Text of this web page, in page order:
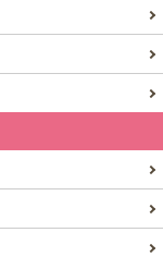
テレビ局のディレ
の海外転勤に伴
ト”を目標に、２
しています。